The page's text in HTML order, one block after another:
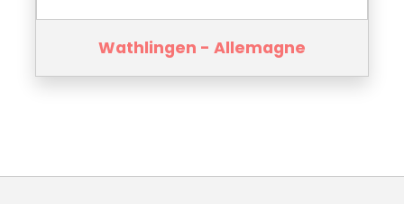
Wathlingen - Allemagne